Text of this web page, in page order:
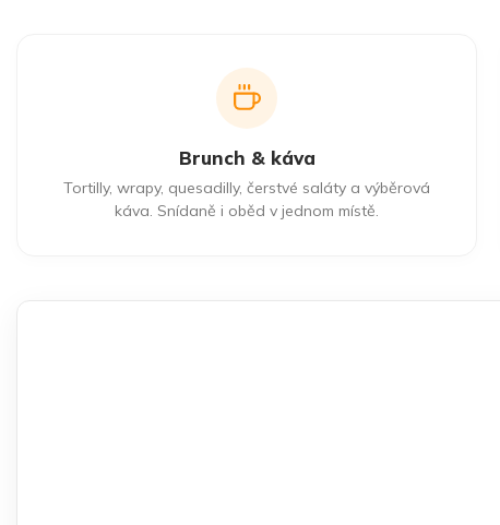
Brunch & káva
Tortilly, wrapy, quesadilly, čerstvé saláty a výběrová
káva. Snídaně i oběd v jednom místě.